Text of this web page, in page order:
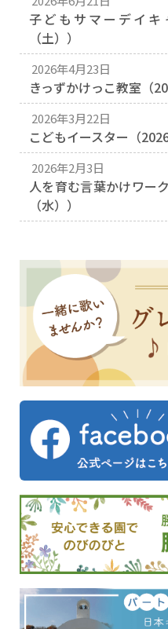
子どもサマーデイキ
（土））
2026年4月23日
きっずかけっこ教室（
2026年3月22日
こどもイースター（
2026年2月3日
人を育む言葉かけワー
（水））